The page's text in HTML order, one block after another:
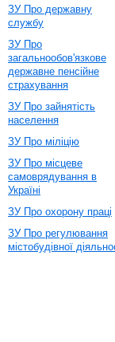
ЗУ Про державну
службу
ЗУ Про
загальнообов'язкове
державне пенсійне
страхування
ЗУ Про зайнятість
населення
ЗУ Про міліцію
ЗУ Про місцеве
самоврядування в
Україні
ЗУ Про охорону праці
ЗУ Про регулювання
містобудівної